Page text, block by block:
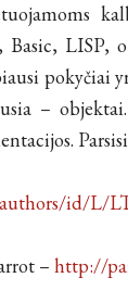
LISP, o
pokyčiai
–
id/L/
–http://